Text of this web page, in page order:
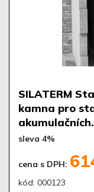
SILATERM
kamna pro
sleva 4%
cena s DPH:
kód: 000123